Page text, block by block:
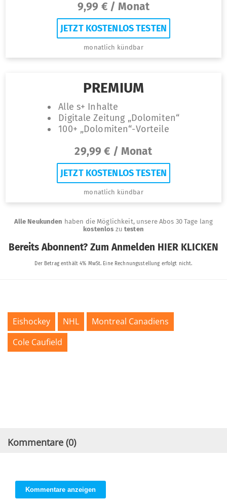
Eishockey NHL
Montreal Canadiens
Cole Caufield
Kommentare (0)
Kommentare anzeigen